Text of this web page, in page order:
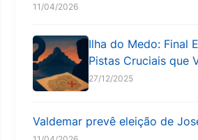
11/04/2026
Ilha do Medo: Final
Pistas Cruciais que
27/12/2025
Valdemar prevê eleição de